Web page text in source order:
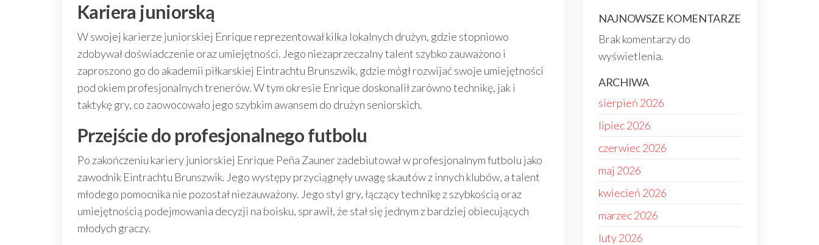
Kariera juniorską
W swojej karierze juniorskiej Enrique reprezentował kilka lokalnych drużyn, gdzie stopniowo
zdobywał doświadczenie oraz umiejętności. Jego niezaprzeczalny talent szybko zauważono i
zaproszono go do akademii piłkarskiej Eintrachtu Brunszwik, gdzie mógł rozwijać swoje umiejętności
pod okiem profesjonalnych trenerów. W tym okresie Enrique doskonalił zarówno technikę, jak i
taktykę gry, co zaowocowało jego szybkim awansem do drużyn seniorskich.
Przejście do profesjonalnego futbolu
Po zakończeniu kariery juniorskiej Enrique Peña Zauner zadebiutował w profesjonalnym futbolu jako
zawodnik Eintrachtu Brunszwik. Jego występy przyciągnęły uwagę skautów z innych klubów, a talent
młodego pomocnika nie pozostał niezauważony. Jego styl gry, łączący technikę z szybkością oraz
umiejętnością podejmowania decyzji na boisku, sprawił, że stał się jednym z bardziej obiecujących
młodych graczy.
NAJNOWSZE KOMENTARZE
Brak komentarzy do
wyświetlenia.
ARCHIWA
sierpień 2026
lipiec 2026
czerwiec 2026
maj 2026
kwiecień 2026
marzec 2026
luty 2026